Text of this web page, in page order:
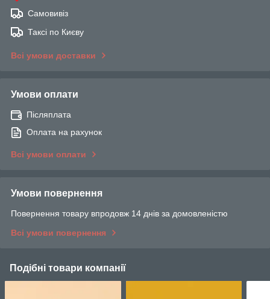
Самовивіз
Таксі по Києву
Всі умови доставки
Умови оплати
Післяплата
Оплата на рахунок
Всі умови оплати
Умови повернення
Повернення товару впродовж 14 днів за домовленістю
Всі умови повернення
Подібні товари компанії